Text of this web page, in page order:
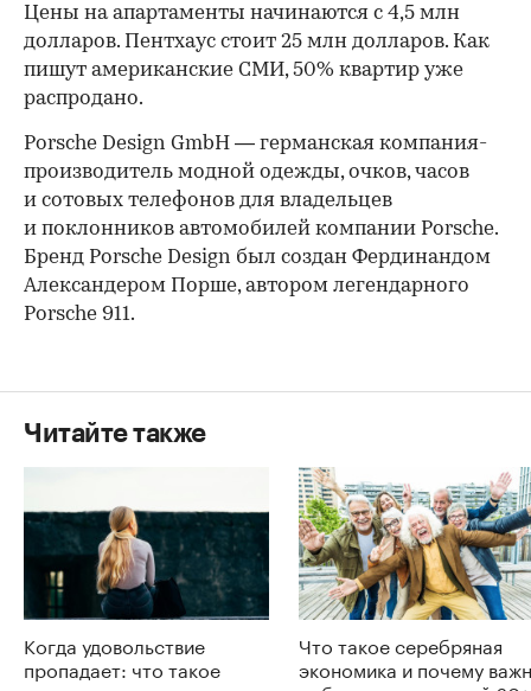
Цены на апартаменты начинаются с 4,5 млн
долларов. Пентхаус стоит 25 млн долларов. Как
пишут американские СМИ, 50% квартир уже
распродано.
Porsche Design GmbH — германская компания-
производитель модной одежды, очков, часов
и сотовых телефонов для владельцев
и поклонников автомобилей компании Porsche.
Бренд Porsche Design был создан Фердинандом
Александером Порше, автором легендарного
Porsche 911.
Читайте также
Когда удовольствие
пропадает: что такое
Что такое серебряная
экономика и почему